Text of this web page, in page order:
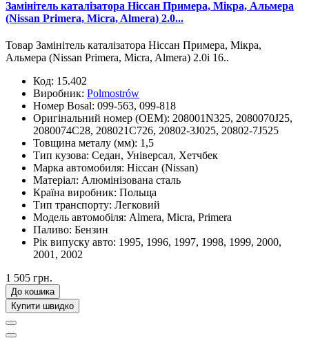
Замінітель каталізатора Ніссан Примера, Мікра, Альмера
(Nissan Primera, Micra, Almera) 2.0...
Товар Замінітель каталізатора Ніссан Примера, Мікра,
Альмера (Nissan Primera, Micra, Almera) 2.0i 16..
Код: 15.402
Виробник: Polmostrów
Номер Bosal: 099-563, 099-818
Оригінальний номер (OEM): 208001N325, 2080070J25,
2080074C28, 208021C726, 20802-3J025, 20802-7J525
Товщина металу (мм): 1,5
Тип кузова: Седан, Універсал, Хетчбек
Марка автомобиля: Ніссан (Nissan)
Матеріал: Алюмінізована сталь
Країна виробник: Польща
Тип транспорту: Легковий
Модель автомобіля: Almera, Micra, Primera
Паливо: Бензин
Рік випуску авто: 1995, 1996, 1997, 1998, 1999, 2000,
2001, 2002
1 505 грн.
До кошика
Купити швидко